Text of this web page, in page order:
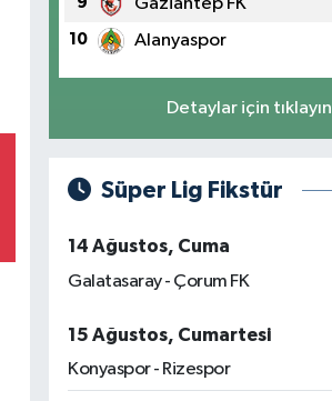
Gaziantep FK
10 Alanyaspor
Detaylar için tıklayın
Süper Lig Fikstür
14 Ağustos, Cuma
Galatasaray - Çorum FK
15 Ağustos, Cumartesi
Konyaspor - Rizespor